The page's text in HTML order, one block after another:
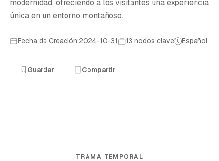
modernidad, ofreciendo a los visitantes una experiencia
única en un entorno montañoso.
Fecha de Creación:2024-10-31 13 nodos clave Español
Guardar Compartir
TRAMA TEMPORAL